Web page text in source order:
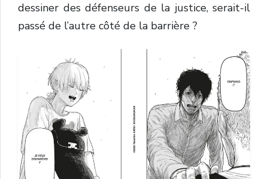
dessiner des défenseurs de la justice, serait-il
passé de l’autre côté de la barrière ?